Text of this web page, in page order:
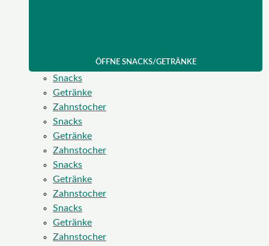
ÖFFNE SNACKS/GETRÄNKE
Snacks
Getränke
Zahnstocher
Snacks
Getränke
Zahnstocher
Snacks
Getränke
Zahnstocher
Snacks
Getränke
Zahnstocher